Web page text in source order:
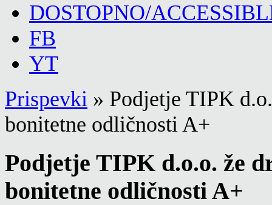
DOSTOPNO/
FB
YT
Prispevki » Podjetje TIPK
bonitetne odličnosti A+
Podjetje TIPK d.o.o. že
bonitetne odličnosti A+